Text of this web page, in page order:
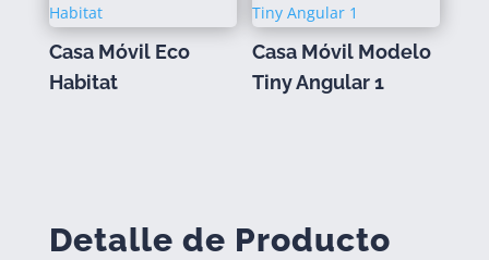
Casa Móvil Eco
Habitat
Casa Móvil Modelo
Tiny Angular 1
Detalle de Producto